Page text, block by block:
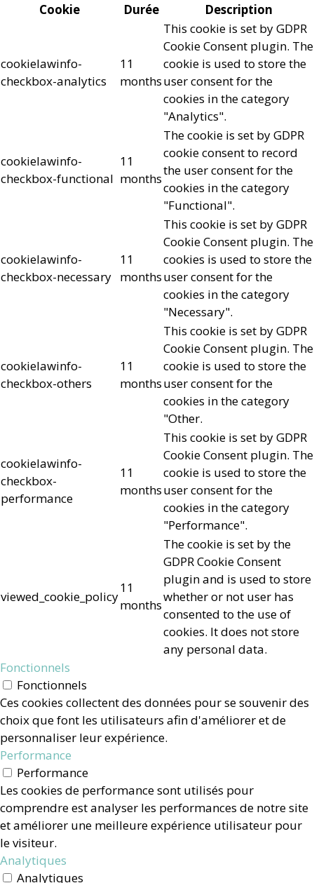
Cookie
Durée Description
cookielawinfo-
checkbox-analytics
11
months
This cookie is set by GDPR
Cookie Consent plugin. The
cookie is used to store the
user consent for the
cookies in the category
"Analytics".
cookielawinfo-
checkbox-functional
11
months
The cookie is set by GDPR
cookie consent to record
the user consent for the
cookies in the category
"Functional".
cookielawinfo-
checkbox-necessary
11
months
This cookie is set by GDPR
Cookie Consent plugin. The
cookies is used to store the
user consent for the
cookies in the category
"Necessary".
cookielawinfo-
checkbox-others
11
months
This cookie is set by GDPR
Cookie Consent plugin. The
cookie is used to store the
user consent for the
cookies in the category
"Other.
cookielawinfo-
checkbox-
performance
11
months
This cookie is set by GDPR
Cookie Consent plugin. The
cookie is used to store the
user consent for the
cookies in the category
"Performance".
viewed_cookie_policy
11
months
The cookie is set by the
GDPR Cookie Consent
plugin and is used to store
whether or not user has
consented to the use of
cookies. It does not store
any personal data.
Fonctionnels
Fonctionnels
Ces cookies collectent des données pour se souvenir des
choix que font les utilisateurs afin d'améliorer et de
personnaliser leur expérience.
Performance
Performance
Les cookies de performance sont utilisés pour
comprendre est analyser les performances de notre site
et améliorer une meilleure expérience utilisateur pour
le visiteur.
Analytiques
Analytiques